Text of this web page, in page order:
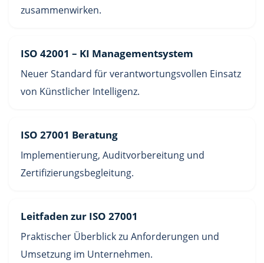
zusammenwirken.
ISO 42001 – KI Managementsystem
Neuer Standard für verantwortungsvollen Einsatz
von Künstlicher Intelligenz.
ISO 27001 Beratung
Implementierung, Auditvorbereitung und
Zertifizierungsbegleitung.
Leitfaden zur ISO 27001
Praktischer Überblick zu Anforderungen und
Umsetzung im Unternehmen.